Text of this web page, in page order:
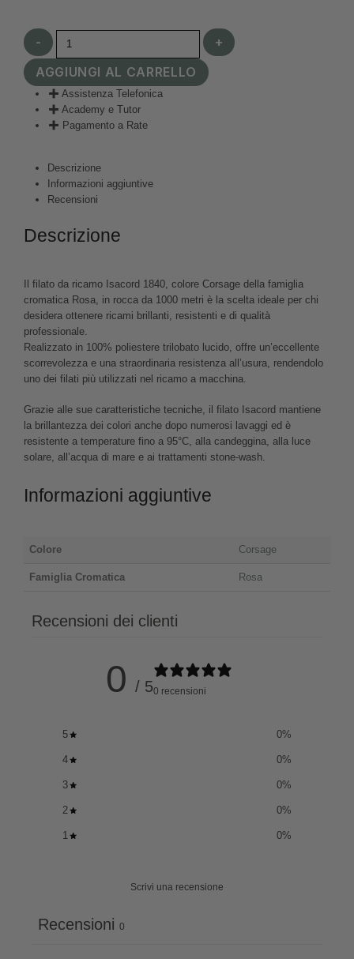
-
+
AGGIUNGI AL CARRELLO
Assistenza Telefonica
Academy e Tutor
Pagamento a Rate
Descrizione
Informazioni aggiuntive
Recensioni
Descrizione
Il filato da ricamo Isacord 1840, colore Corsage della famiglia
cromatica Rosa, in rocca da 1000 metri è la scelta ideale per chi
desidera ottenere ricami brillanti, resistenti e di qualità
professionale.
Realizzato in 100% poliestere trilobato lucido, offre un’eccellente
scorrevolezza e una straordinaria resistenza all’usura, rendendolo
uno dei filati più utilizzati nel ricamo a macchina.
Grazie alle sue caratteristiche tecniche, il filato Isacord mantiene
la brillantezza dei colori anche dopo numerosi lavaggi ed è
resistente a temperature fino a 95°C, alla candeggina, alla luce
solare, all’acqua di mare e ai trattamenti stone-wash.
Informazioni aggiuntive
Colore Corsage
Famiglia Cromatica Rosa
Recensioni dei clienti
0 / 50 recensioni
5 0%
4 0%
3 0%
2 0%
1 0%
Scrivi una recensione
Recensioni 0